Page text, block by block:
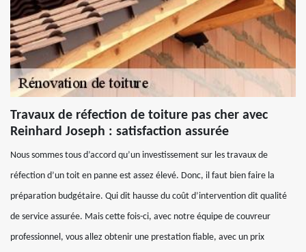
Travaux de réfection de toiture pas cher avec
Reinhard Joseph : satisfaction assurée
Nous sommes tous d’accord qu’un investissement sur les travaux de
réfection d’un toit en panne est assez élevé. Donc, il faut bien faire la
préparation budgétaire. Qui dit hausse du coût d’intervention dit qualité
de service assurée. Mais cette fois-ci, avec notre équipe de couvreur
professionnel, vous allez obtenir une prestation fiable, avec un prix